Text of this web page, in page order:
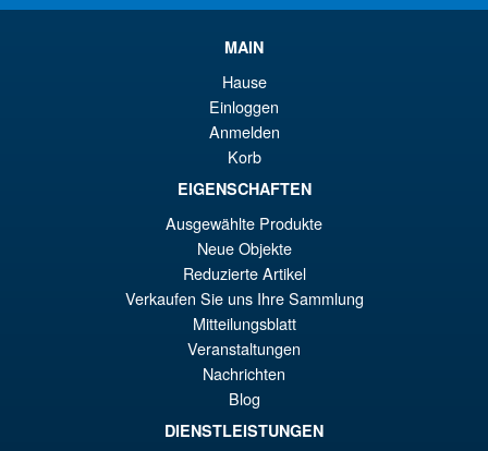
Flame Toys Transformers Bug
Bite Furai Model Kit
IN DEN WARENKORB
Masters of the Universe
Cartoon Collection Mantenna
MAIN
Hause
Einloggen
Anmelden
Korb
EIGENSCHAFTEN
Ausgewählte Produkte
Neue Objekte
Reduzierte Artikel
Verkaufen Sie uns Ihre Sammlung
Mitteilungsblatt
Veranstaltungen
Nachrichten
Blog
DIENSTLEISTUNGEN